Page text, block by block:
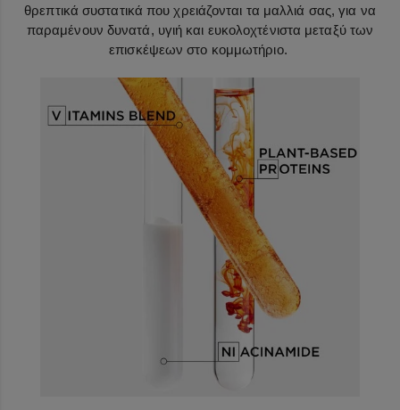
θρεπτικά συστατικά που χρειάζονται τα μαλλιά σας, για να
παραμένουν δυνατά, υγιή και ευκολοχτένιστα μεταξύ των
επισκέψεων στο κομμωτήριο.